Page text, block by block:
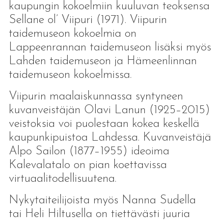
kaupungin kokoelmiin kuuluvan teoksensa
Sellane ol’ Viipuri (1971). Viipurin
taidemuseon kokoelmia on
Lappeenrannan taidemuseon lisäksi myös
Lahden taidemuseon ja Hämeenlinnan
taidemuseon kokoelmissa.
Viipurin maalaiskunnassa syntyneen
kuvanveistäjän Olavi Lanun (1925–2015)
veistoksia voi puolestaan kokea keskellä
kaupunkipuistoa Lahdessa. Kuvanveistäjä
Alpo Sailon (1877–1955) ideoima
Kalevalatalo on pian koettavissa
virtuaalitodellisuutena.
Nykytaiteilijoista myös Nanna Sudella
tai Heli Hiltusella on tiettävästi juuria